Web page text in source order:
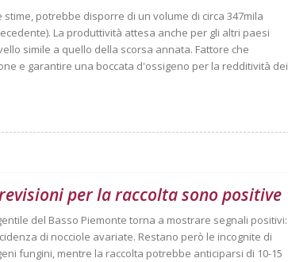
potrebbe disporre di un volume di circa 347mila
La produttività attesa anche per gli altri paesi
simile a quello della scorsa annata. Fattore che
e garantire una boccata d'ossigeno per la redditività dei
per la raccolta sono positive
del Basso Piemonte torna a mostrare segnali positivi:
di nocciole avariate. Restano però le incognite di
fungini, mentre la raccolta potrebbe anticiparsi di 10-15